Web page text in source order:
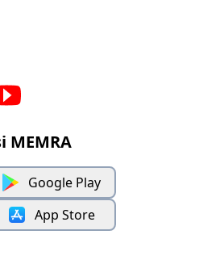
MEMRA
Google Play
App Store